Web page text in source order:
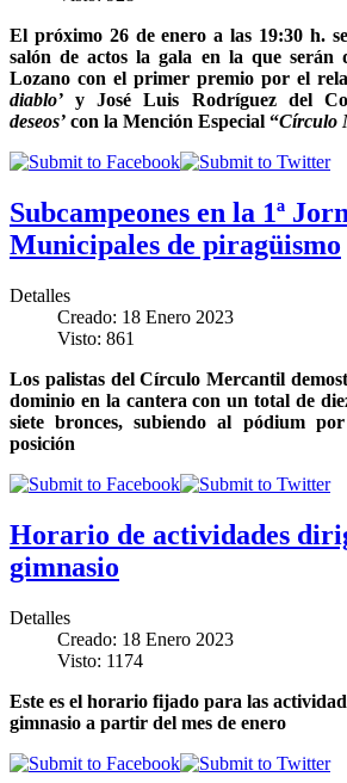
El próximo 26 de enero a las 19:30 h.
salón de actos la gala en la que serán
Lozano con el primer premio por el
diablo’ y José Luis Rodríguez del
deseos’ con la Mención Especial “Círculo
Subcampeones en la 1ª
Municipales de piragüismo
Detalles
Creado: 18 Enero 2023
Visto: 861
Los palistas del Círculo Mercantil
dominio en la cantera con un total de
siete bronces, subiendo al pódium
posición
Horario de actividades
gimnasio
Detalles
Creado: 18 Enero 2023
Visto: 1174
Este es el horario fijado para las
gimnasio a partir del mes de enero